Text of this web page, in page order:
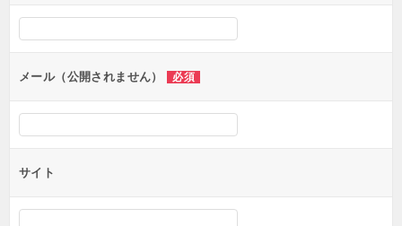
シ
ンメール（公開されません） 必須
サイト